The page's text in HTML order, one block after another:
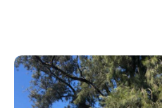
Política de Cookies
Acompanhe a Leiria Agenda